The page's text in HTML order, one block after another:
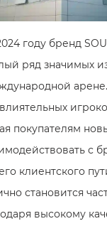
году бренд
ряд значимых
покупателям
с
клиентского
становится
высокому